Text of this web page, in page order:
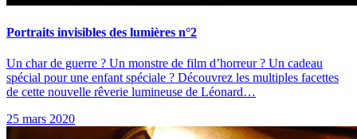
Portraits invisibles des lumières n°2
Un char de guerre ? Un monstre de film d’horreur ? Un cadeau
spécial pour une enfant spéciale ? Découvrez les multiples facettes
de cette nouvelle rêverie lumineuse de Léonard…
25 mars 2020